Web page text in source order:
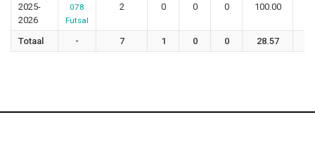
2025-
2026
078
Futsal
2 0 0 0 100.00
Totaal - 7 1 0 0 28.57